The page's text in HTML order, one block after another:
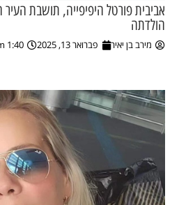
אביבית פורטל היפיפייה, תושבת
הולדתה
מירב בן יאיר פברואר 13, 2025 1:40 pm